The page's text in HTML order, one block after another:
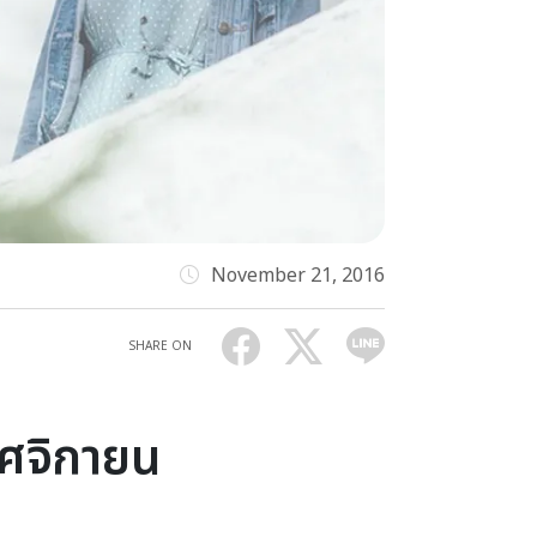
November 21, 2016
SHARE ON
จิกายน